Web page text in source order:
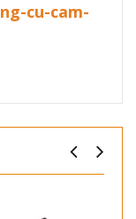
cu-cam-